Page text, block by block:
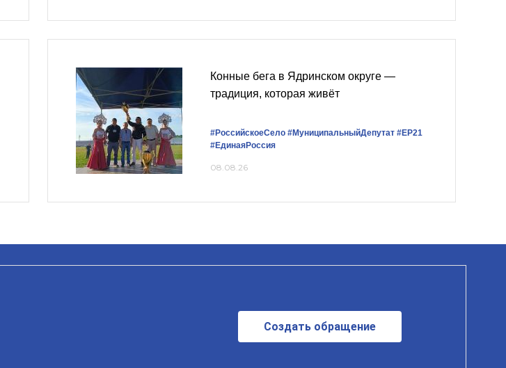
Конные бега в Ядринском округе —
традиция, которая живёт
#РоссийскоеСело #МуниципальныйДепутат #ЕР21
#ЕдинаяРоссия
08.08.26
Создать обращение